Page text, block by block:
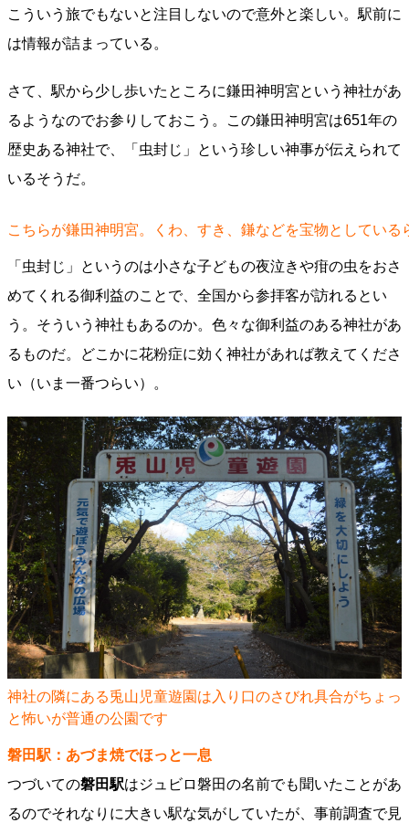
こういう旅でもないと注目しないので意外と楽しい。駅前に
は情報が詰まっている。
さて、駅から少し歩いたところに鎌田神明宮という神社があ
るようなのでお参りしておこう。この鎌田神明宮は651年の
歴史ある神社で、「虫封じ」という珍しい神事が伝えられて
いるそうだ。
こちらが鎌田神明宮。くわ、すき、鎌などを宝物としている
「虫封じ」というのは小さな子どもの夜泣きや疳の虫をおさ
めてくれる御利益のことで、全国から参拝客が訪れるとい
う。そういう神社もあるのか。色々な御利益のある神社があ
るものだ。どこかに花粉症に効く神社があれば教えてくださ
い（いま一番つらい）。
神社の隣にある兎山児童遊園は入り口のさびれ具合がちょっ
と怖いが普通の公園です
磐田駅：あづま焼でほっと一息
つづいての磐田駅はジュビロ磐田の名前でも聞いたことがあ
るのでそれなりに大きい駅な気がしていたが、事前調査で見